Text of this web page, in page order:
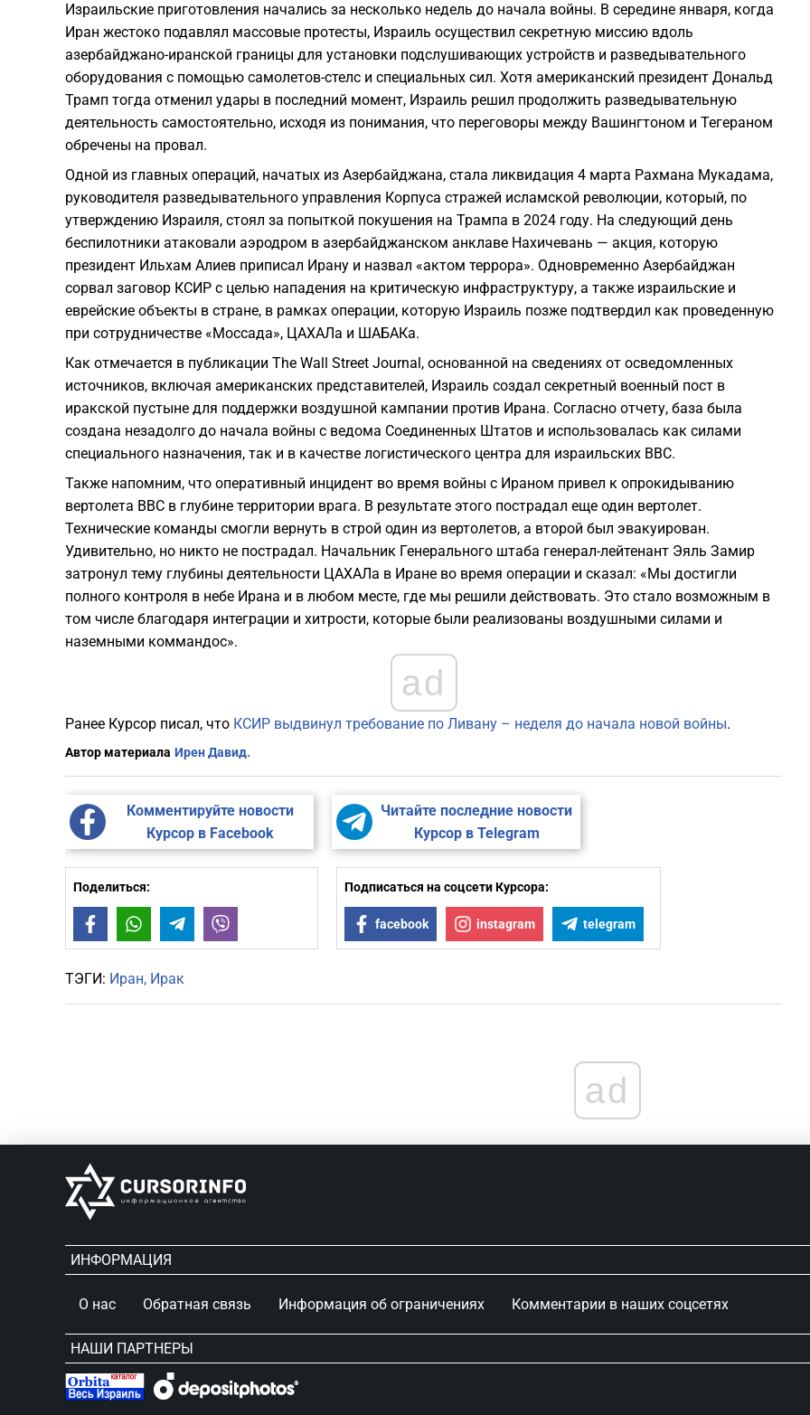
Израильские приготовления начались за несколько недель до начала войны. В середине января, когда
Иран жестоко подавлял массовые протесты, Израиль осуществил секретную миссию вдоль
азербайджано-иранской границы для установки подслушивающих устройств и разведывательного
оборудования с помощью самолетов-стелс и специальных сил. Хотя американский президент Дональд
Трамп тогда отменил удары в последний момент, Израиль решил продолжить разведывательную
деятельность самостоятельно, исходя из понимания, что переговоры между Вашингтоном и Тегераном
обречены на провал.
Одной из главных операций, начатых из Азербайджана, стала ликвидация 4 марта Рахмана Мукадама,
руководителя разведывательного управления Корпуса стражей исламской революции, который, по
утверждению Израиля, стоял за попыткой покушения на Трампа в 2024 году. На следующий день
беспилотники атаковали аэродром в азербайджанском анклаве Нахичевань — акция, которую
президент Ильхам Алиев приписал Ирану и назвал «актом террора». Одновременно Азербайджан
сорвал заговор КСИР с целью нападения на критическую инфраструктуру, а также израильские и
еврейские объекты в стране, в рамках операции, которую Израиль позже подтвердил как проведенную
при сотрудничестве «Моссада», ЦАХАЛа и ШАБАКа.
Как отмечается в публикации The Wall Street Journal, основанной на сведениях от осведомленных
источников, включая американских представителей, Израиль создал секретный военный пост в
иракской пустыне для поддержки воздушной кампании против Ирана. Согласно отчету, база была
создана незадолго до начала войны с ведома Соединенных Штатов и использовалась как силами
специального назначения, так и в качестве логистического центра для израильских ВВС.
Также напомним, что оперативный инцидент во время войны с Ираном привел к опрокидыванию
вертолета ВВС в глубине территории врага. В результате этого пострадал еще один вертолет.
Технические команды смогли вернуть в строй один из вертолетов, а второй был эвакуирован.
Удивительно, но никто не пострадал. Начальник Генерального штаба генерал-лейтенант Эяль Замир
затронул тему глубины деятельности ЦАХАЛа в Иране во время операции и сказал: «Мы достигли
полного контроля в небе Ирана и в любом месте, где мы решили действовать. Это стало возможным в
том числе благодаря интеграции и хитрости, которые были реализованы воздушными силами и
наземными коммандос».
ad
Ранее Курсор писал, что КСИР выдвинул требование по Ливану – неделя до начала новой войны.
Автор материала Ирен Давид.
Комментируйте новости
Курсор в Facebook
Читайте последние новости
Курсор в Telegram
Поделиться:
FacebookWhatsAppTelegram
Подписаться на соцсети Курсора:
facebook instagram telegram
ТЭГИ: Иран Ирак
ad
ИНФОРМАЦИЯ
О нас Обратная связь Информация об ограничениях Комментарии в наших соцсетях
НАШИ ПАРТНЕРЫ